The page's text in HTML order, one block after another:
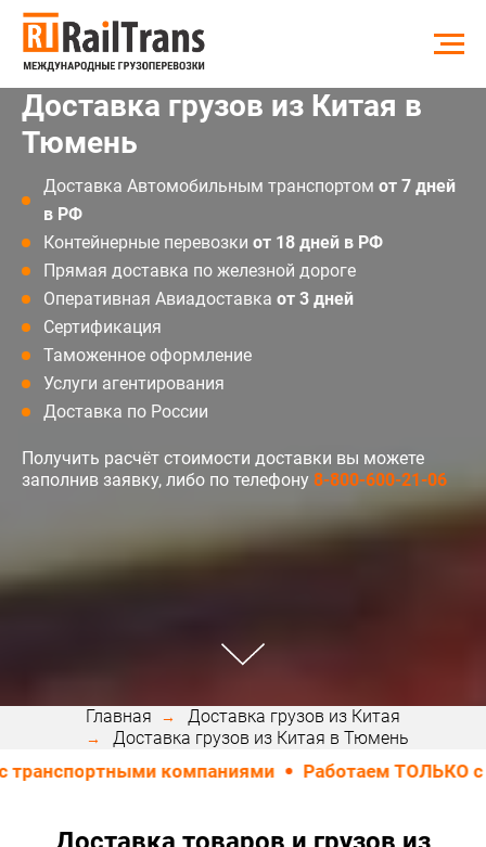
Доставка грузов из Китая в
Тюмень
Доставка Автомобильным транспортом от 7 дней
в РФ
Контейнерные перевозки от 18 дней в РФ
Прямая доставка по железной дороге
Оперативная Авиадоставка от 3 дней
Сертификация
Таможенное оформление
Услуги агентирования
Доставка по России
Получить расчёт стоимости доставки вы можете
заполнив заявку, либо по телефону 8-800-600-21-06
Главная
Доставка грузов из Китая
Доставка грузов из Китая в Тюмень
компаниями Работаем ТОЛЬКО с